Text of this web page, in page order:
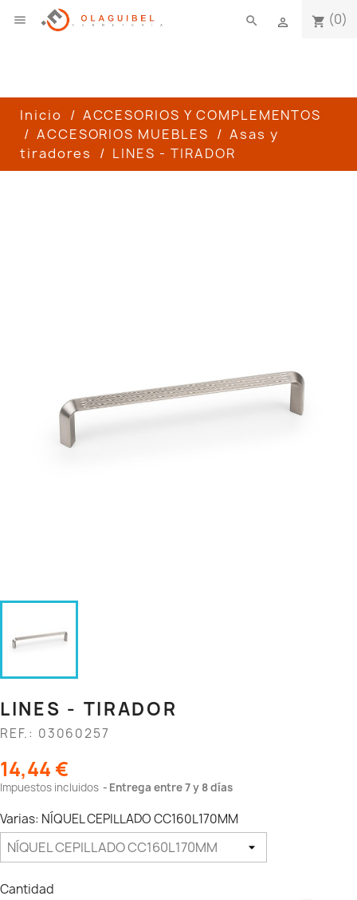
 shopping_cart (0)

search
Inicio
ACCESORIOS Y COMPLEMENTOS
ACCESORIOS MUEBLES
Asas y
tiradores
LINES - TIRADOR
LINES - TIRADOR
REF.: 03060257
14,44 €
Impuestos incluidos Entrega entre 7 y 8 días
Varias: NÍQUEL CEPILLADO CC160L170MM
Cantidad